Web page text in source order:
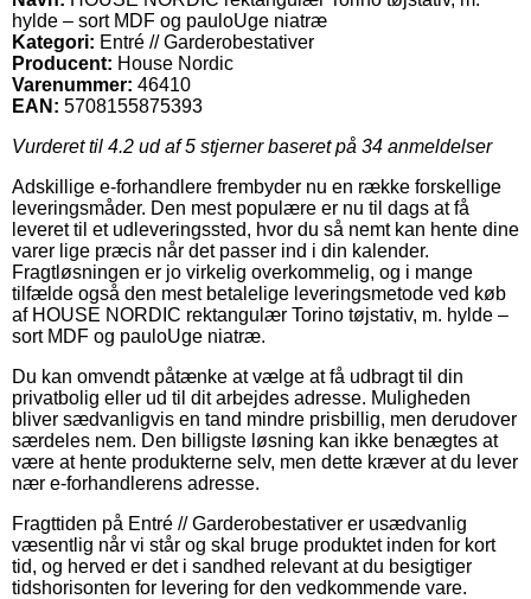
hylde – sort MDF og pauloUge niatræ
Kategori: Entré // Garderobestativer
Producent: House Nordic
Varenummer: 46410
EAN: 5708155875393
Vurderet til 4.2 ud af 5 stjerner baseret på 34 anmeldelser
Adskillige e-forhandlere frembyder nu en række forskellige
leveringsmåder. Den mest populære er nu til dags at få
leveret til et udleveringssted, hvor du så nemt kan hente dine
varer lige præcis når det passer ind i din kalender.
Fragtløsningen er jo virkelig overkommelig, og i mange
tilfælde også den mest betalelige leveringsmetode ved køb
af HOUSE NORDIC rektangulær Torino tøjstativ, m. hylde –
sort MDF og pauloUge niatræ.
Du kan omvendt påtænke at vælge at få udbragt til din
privatbolig eller ud til dit arbejdes adresse. Muligheden
bliver sædvanligvis en tand mindre prisbillig, men derudover
særdeles nem. Den billigste løsning kan ikke benægtes at
være at hente produkterne selv, men dette kræver at du lever
nær e-forhandlerens adresse.
Fragttiden på Entré // Garderobestativer er usædvanlig
væsentlig når vi står og skal bruge produktet inden for kort
tid, og herved er det i sandhed relevant at du besigtiger
tidshorisonten for levering for den vedkommende vare.